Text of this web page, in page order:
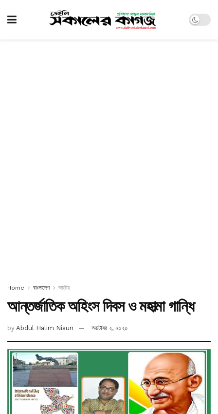
Home বাংলাদেশ জাতীয়
আন্তর্জাতিক অহিংস দিবস ও মহাত্মা গান্ধি
by Abdul Halim Nisun অক্টোবর ২, ২০২০